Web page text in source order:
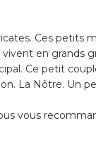
Ces petits
en grands
Ce petit
La Nôtre. Un
vous